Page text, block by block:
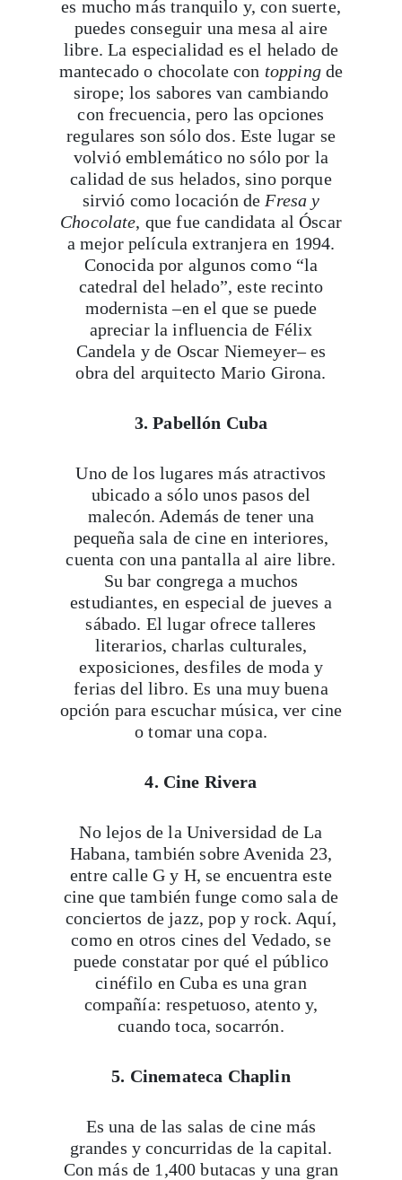
es mucho más tranquilo y, con suerte,
puedes conseguir una mesa al aire
libre. La especialidad es el helado de
mantecado o chocolate con toppingde
sirope; los sabores van cambiando
con frecuencia, pero las opciones
regulares son sólo dos. Este lugar se
volvió emblemático no sólo por la
calidad de sus helados, sino porque
sirvió como locación de Fresa y
Chocolate, que fue candidata al Óscar
a mejor película extranjera en 1994.
Conocida por algunos como “la
catedral del helado”, este recinto
modernista –en el que se puede
apreciar la influencia de Félix
Candela y de Oscar Niemeyer– es
obra del arquitecto Mario Girona.
3. Pabellón Cuba
Uno de los lugares más atractivos
ubicado a sólo unos pasos del
malecón. Además de tener una
pequeña sala de cine en interiores,
cuenta con una pantalla al aire libre.
Su bar congrega a muchos
estudiantes, en especial de jueves a
sábado. El lugar ofrece talleres
literarios, charlas culturales,
exposiciones, desfiles de moda y
ferias del libro. Es una muy buena
opción para escuchar música, ver cine
o tomar una copa.
4. Cine Rivera
No lejos de la Universidad de La
Habana, también sobre Avenida 23,
entre calle G y H, se encuentra este
cine que también funge como sala de
conciertos de jazz, pop y rock. Aquí,
como en otros cines del Vedado, se
puede constatar por qué el público
cinéfilo en Cuba es una gran
compañía: respetuoso, atento y,
cuando toca, socarrón.
5. Cinemateca Chaplin
Es una de las salas de cine más
grandes y concurridas de la capital.
Con más de 1,400 butacas y una gran
Viaja con Travesías, recibe cada semana
itinerarios, tips de insider y las guías más
Suscribirme